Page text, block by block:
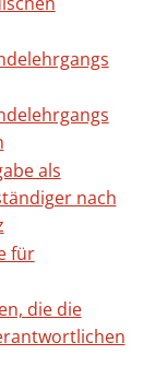
als
nach
für
die die